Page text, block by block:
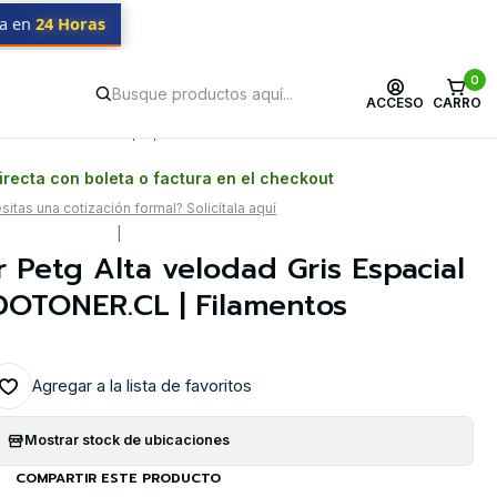
ACCESO
0
CARRO
en 24 Horas
1kg TODOTONER.CL | Filamentos
con boleta o factura en el checkout
una cotización formal? Solicítala aquí
Petg Alta velodad Gris Espacial
| Filamentos
Agregar a la lista de favoritos
Mostrar stock de ubicaciones
COMPARTIR ESTE PRODUCTO